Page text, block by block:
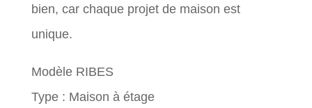
bien, car chaque projet de maison est
unique.
Modèle RIBES
Type : Maison à étage